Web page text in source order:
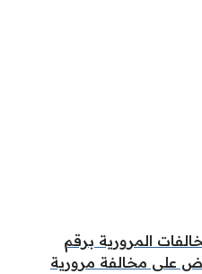
المرورية برقم
على مخالفة مرورية